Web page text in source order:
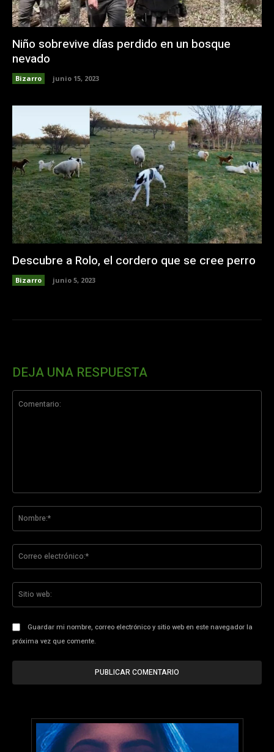
Niño sobrevive días perdido en un bosque
nevado
Bizarro junio 15, 2023
Descubre a Rolo, el cordero que se cree perro
Bizarro junio 5, 2023
DEJA UNA RESPUESTA
Guardar mi nombre, correo electrónico y sitio web en este navegador la
próxima vez que comente.